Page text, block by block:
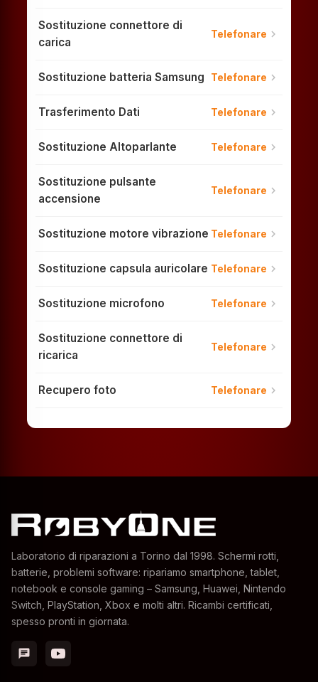
Sostituzione connettore di
carica
Telefonare chevron_right
Sostituzione batteria Samsung Telefonare chevron_right
Trasferimento Dati Telefonare chevron_right
Sostituzione Altoparlante Telefonare chevron_right
Sostituzione pulsante
accensione
Telefonare chevron_right
Sostituzione motore vibrazione Telefonare chevron_right
Sostituzione capsula auricolare Telefonare chevron_right
Sostituzione microfono Telefonare chevron_right
Sostituzione connettore di
ricarica
Telefonare chevron_right
Recupero foto Telefonare chevron_right
Laboratorio di riparazioni a Torino dal 1998. Schermi rotti,
batterie, problemi software: ripariamo smartphone, tablet,
notebook e console gaming – Samsung, Huawei, Nintendo
Switch, PlayStation, Xbox e molti altri. Ricambi certificati,
spesso pronti in giornata.
chat